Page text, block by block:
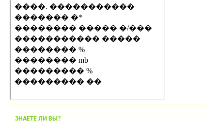
ЗНАЕТЕ ЛИ ВЫ?